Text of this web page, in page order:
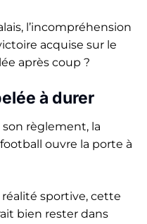
l’incompréhension
acquise sur le
après coup ?
à durer
règlement, la
ouvre la porte à
sportive, cette
bien rester dans